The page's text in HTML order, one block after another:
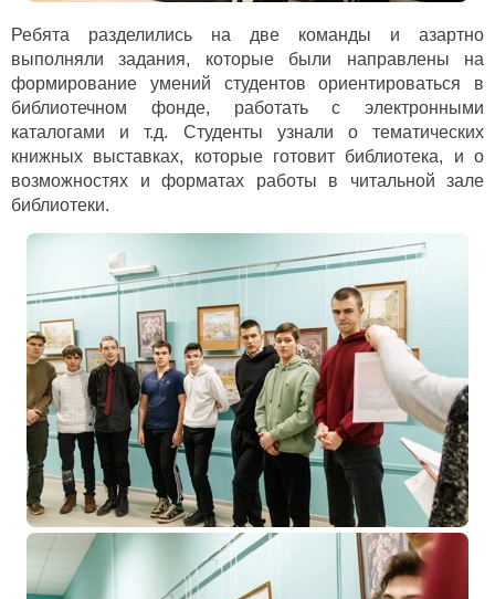
Ребята разделились на две команды и азартно
выполняли задания, которые были направлены на
формирование умений студентов ориентироваться в
библиотечном фонде, работать с электронными
каталогами и т.д. Студенты узнали о тематических
книжных выставках, которые готовит библиотека, и о
возможностях и форматах работы в читальной зале
библиотеки.